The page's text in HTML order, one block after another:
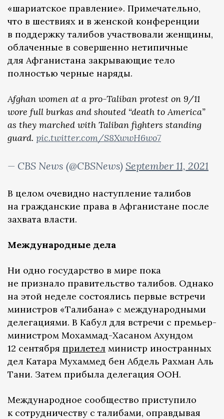
«шариатское правление». Примечательно,
что в шествиях и в женской конференции
в поддержку талибов участвовали женщины,
облаченные в совершенно нетипичные
для Афганистана закрывающие тело
полностью черные наряды.
Afghan women at a pro-Taliban protest on 9/11
wore full burkas and shouted “death to America”
as they marched with Taliban fighters standing
guard. pic.twitter.com/S8XwwH6wo7
— CBS News (@CBSNews) September 11, 2021
В целом очевидно наступление талибов
на гражданские права в Афганистане после
захвата власти.
Международные дела
Ни одно государство в мире пока
не признало правительство талибов. Однако
на этой неделе состоялись первые встречи
министров «Талибана» с международными
делегациями. В Кабул для встречи с премьер-
министром Мохаммад-Хасаном Ахундом
12 сентября прилетел министр иностранных
дел Катара Мухаммед бен Абдель Рахман Аль
Тани. Затем прибыла делегация ООН.
Международное сообщество приступило
к сотрудничеству с талибами, оправдывая